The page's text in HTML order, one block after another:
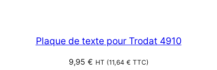
Plaque de texte pour Trodat 4910
9,95 € HT (11,64 € TTC)